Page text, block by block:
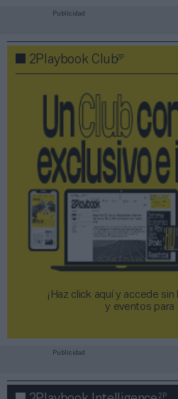
Publicidad
2Playbook Club2P
¡Haz click aquí y accede
y eventos para
Publicidad
2P